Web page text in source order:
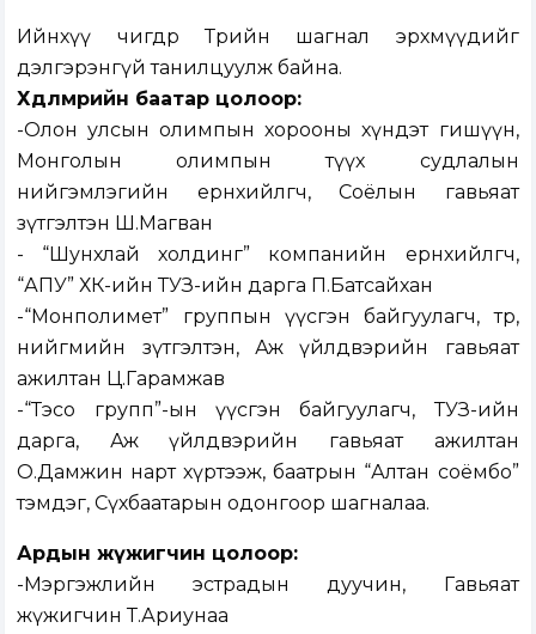
Ийнхүү өчигдөр Төрийн шагнал эрхмүүдийг
дэлгэрэнгүй танилцуулж байна.
Хөдөлмөрийн баатар цолоор:
-Олон улсын олимпын хорооны хүндэт гишүүн,
Монголын олимпын түүх судлалын
нийгэмлэгийн ерөнхийлөгч, Соёлын гавьяат
зүтгэлтэн Ш.Магван
- “Шунхлай холдинг” компанийн ерөнхийлөгч,
“АПУ” ХК-ийн ТУЗ-ийн дарга П.Батсайхан
-“Монполимет” группын үүсгэн байгуулагч, төр,
нийгмийн зүтгэлтэн, Аж үйлдвэрийн гавьяат
ажилтан Ц.Гарамжав
-“Тэсо групп”-ын үүсгэн байгуулагч, ТУЗ-ийн
дарга, Аж үйлдвэрийн гавьяат ажилтан
О.Дамжин нарт хүртээж, баатрын “Алтан соёмбо”
тэмдэг, Сүхбаатарын одонгоор шагналаа.
Ардын жүжигчин цолоор:
-Мэргэжлийн эстрадын дуучин, Гавьяат
жүжигчин Т.Ариунаа